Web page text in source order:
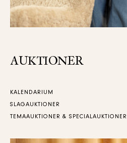
AUKTIONER
KALENDARIUM
SLAGAUKTIONER
TEMAAUKTIONER & SPECIALAUKTIONER